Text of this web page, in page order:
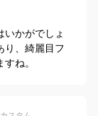
いかがでしょ
り、綺麗目フ
ね。